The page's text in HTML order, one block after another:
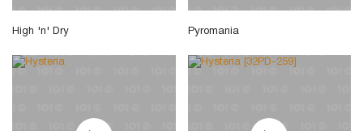
High 'n' Dry Pyromania